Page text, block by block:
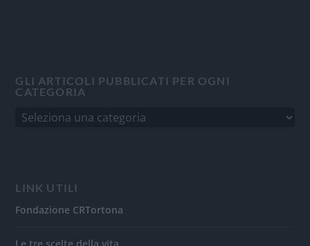
GLI ARTICOLI PUBBLICATI PER OGNI
CATEGORIA
LINK UTILI
Fondazione CRTortona